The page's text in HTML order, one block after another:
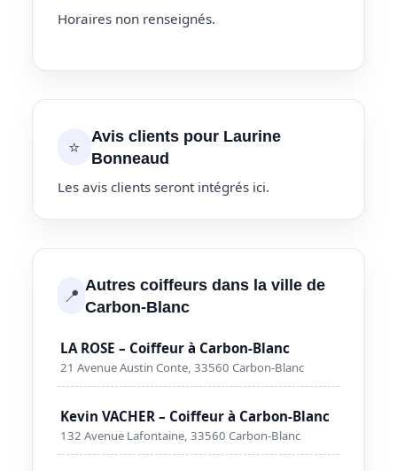
Horaires non renseignés.
⭐
Avis clients pour Laurine
Bonneaud
Les avis clients seront intégrés ici.
📍 Autres coiffeurs dans la ville de
Carbon-Blanc
LA ROSE – Coiffeur à Carbon-Blanc
21 Avenue Austin Conte, 33560 Carbon-Blanc
Kevin VACHER – Coiffeur à Carbon-Blanc
132 Avenue Lafontaine, 33560 Carbon-Blanc